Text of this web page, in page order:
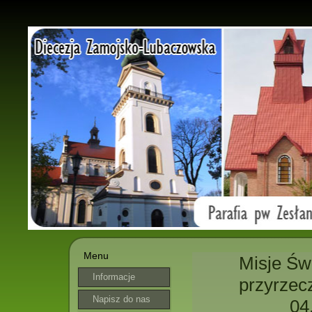
Menu
Informacje
parafialne
Napisz do nas
Misje